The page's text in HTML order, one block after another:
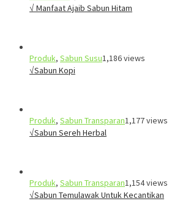
√ Manfaat Ajaib Sabun Hitam
Produk, Sabun Susu1,186 views
√Sabun Kopi
Produk, Sabun Transparan1,177 views
√Sabun Sereh Herbal
Produk, Sabun Transparan1,154 views
√Sabun Temulawak Untuk Kecantikan